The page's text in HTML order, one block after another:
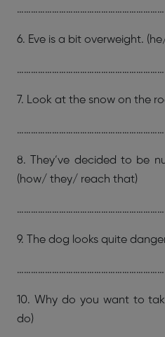
6. Eve is a bit overweight.
7. Look at the snow on the
8. They’ve decided to be
(how/ they/ reach that)
9. The dog looks quite
10. Why do you want to
do)